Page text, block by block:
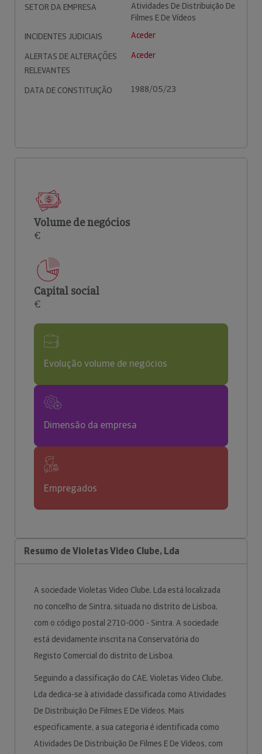
SETOR DA EMPRESA
Atividades De Distribuição De
Filmes E De Vídeos
INCIDENTES JUDICIAIS
Aceder
ALERTAS DE ALTERAÇÕES
RELEVANTES
Aceder
DATA DE CONSTITUIÇÃO 1988/05/23
Volume de negócios
€
Capital social
€
Evolução volume de negócios
Dimensão da empresa
Empregados
Resumo de Violetas Video Clube, Lda
A sociedade Violetas Video Clube, Lda está localizada
no concelho de Sintra, situada no distrito de Lisboa,
com o código postal 2710-000 - Sintra. A sociedade
está devidamente inscrita na Conservatória do
Registo Comercial do distrito de Lisboa.
Seguindo a classificação do CAE, Violetas Video Clube,
Lda dedica-se à atividade classificada como Atividades
De Distribuição De Filmes E De Vídeos. Mais
especificamente, a sua categoria é identificada como
Atividades De Distribuição De Filmes E De Vídeos, com